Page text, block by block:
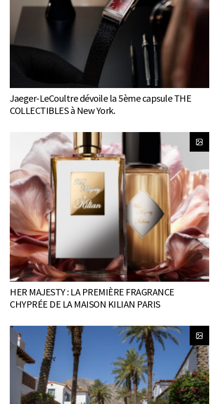
Jaeger-LeCoultre dévoile la 5ème capsule THE
COLLECTIBLES à New York.
HER MAJESTY : LA PREMIÈRE FRAGRANCE
CHYPRÉE DE LA MAISON KILIAN PARIS